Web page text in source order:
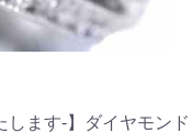
します-】ダイヤモンド